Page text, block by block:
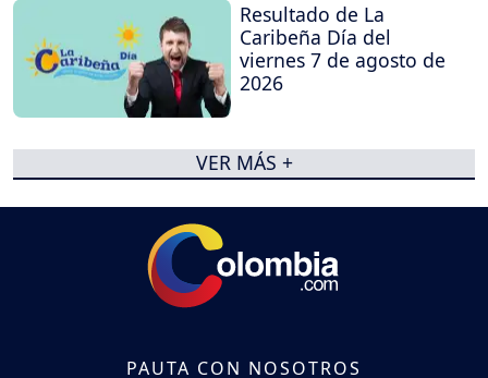
Resultado de La
Caribeña Día del
viernes 7 de agosto de
2026
VER MÁS +
PAUTA CON NOSOTROS